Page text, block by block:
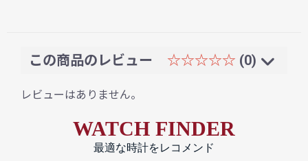
この商品のレビュー ☆☆☆☆☆ (0)
レビューはありません。
WATCH FINDER
最適な時計をレコメンド